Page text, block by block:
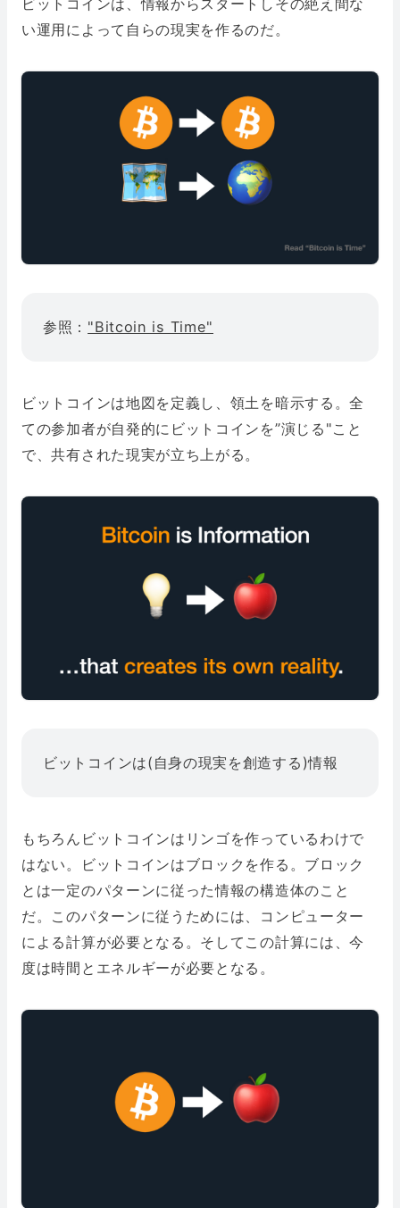
ビットコインは、情報からスタートしその絶え間な
い運用によって自らの現実を作るのだ。
参照： "Bitcoin is Time"
ビットコインは地図を定義し、領土を暗示する。全
ての参加者が自発的にビットコインを”演じる"こと
で、共有された現実が立ち上がる。
ビットコインは(自身の現実を創造する)情報
もちろんビットコインはリンゴを作っているわけで
はない。ビットコインはブロックを作る。ブロック
とは一定のパターンに従った情報の構造体のこと
だ。このパターンに従うためには、コンピューター
による計算が必要となる。そしてこの計算には、今
度は時間とエネルギーが必要となる。